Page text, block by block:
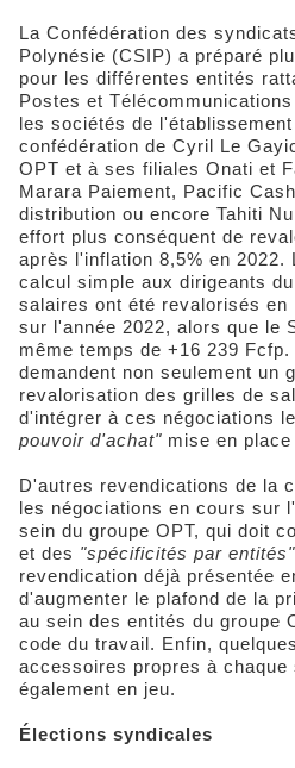
La Confédération des
Polynésie (CSIP) a préparé
pour les différentes entités
Postes et
les sociétés de
confédération de Cyril Le
OPT et à ses filiales Onati et
Marara Paiement, Pacific
distribution ou encore Tahiti
effort plus conséquent de
après l'inflation 8,5% en 2022.
calcul simple aux dirigeants
salaires ont été revalorisés en
sur l'année 2022, alors que le
même temps de +16 239
demandent non seulement un
revalorisation des grilles de
d'intégrer à ces négociations
pouvoir d'achat" mise en
D'autres revendications de la
les négociations en cours sur
sein du groupe OPT, qui doit
et des "spécificités par entités"
revendication déjà présentée
d'augmenter le plafond de la
au sein des entités du groupe
code du travail. Enfin,
accessoires propres à chaque
également en jeu.
Élections syndicales